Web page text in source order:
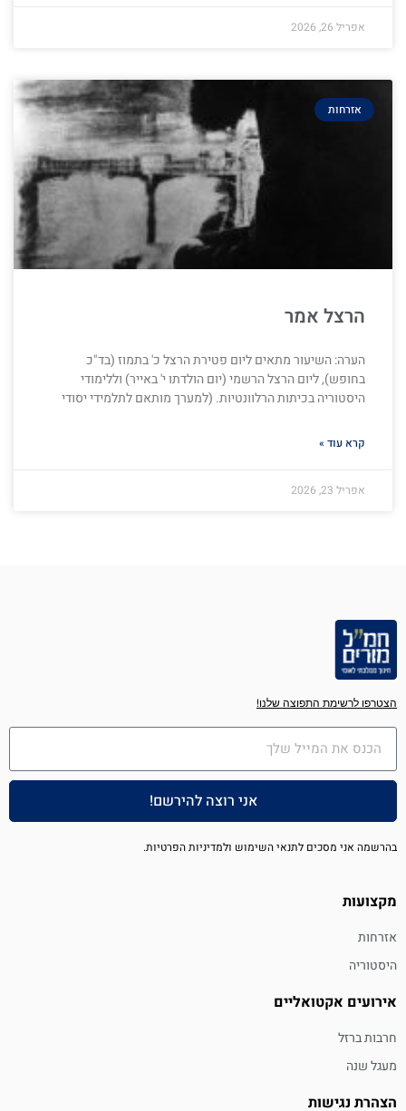
אפריל 26, 2026
אזרחות
הרצל אמר
הערה: השיעור מתאים ליום פטירת הרצל כ' בתמוז (בד"כ
בחופש), ליום הרצל הרשמי (יום הולדתו י' באייר) וללימודי
היסטוריה בכיתות הרלוונטיות. (למערך מותאם לתלמידי יסודי
קרא עוד »
אפריל 23, 2026
הצטרפו לרשימת התפוצה שלנו!
אני רוצה להירשם!
בהרשמה אני מסכים לתנאי השימוש ולמדיניות הפרטיות.
מקצועות
אזרחות
היסטוריה
אירועים אקטואליים
חרבות ברזל
מעגל שנה
הצהרת נגישות